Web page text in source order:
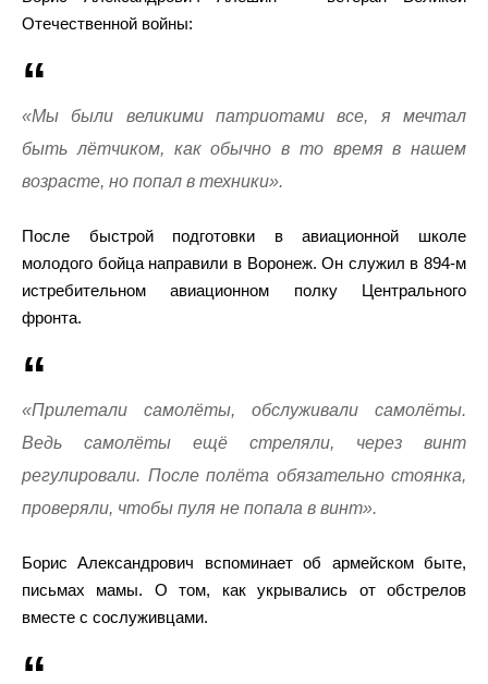
Отечественной войны:
«Мы были великими патриотами все, я мечтал
быть лётчиком, как обычно в то время в нашем
возрасте, но попал в техники».
После быстрой подготовки в авиационной школе
молодого бойца направили в Воронеж. Он служил в 894-м
истребительном авиационном полку Центрального
фронта.
«Прилетали самолёты, обслуживали самолёты.
Ведь самолёты ещё стреляли, через винт
регулировали. После полёта обязательно стоянка,
проверяли, чтобы пуля не попала в винт».
Борис Александрович вспоминает об армейском быте,
письмах мамы. О том, как укрывались от обстрелов
вместе с сослуживцами.